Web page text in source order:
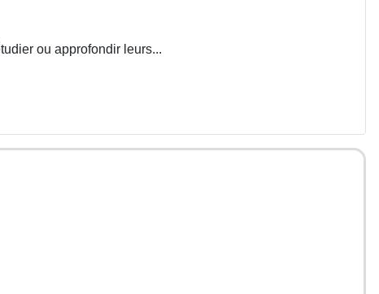
ou approfondir leurs...